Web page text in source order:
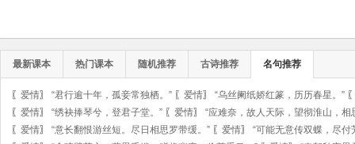
最新课本 热门课本 随机推荐 古诗推荐 名句推荐
〖 爱情〗 “君行逾十年，孤妾常独栖。” 〖 爱情〗 “乌丝阑纸娇红篆，历历春星。”
〖 爱情〗 “绣袂捧琴兮，登君子堂。” 〖 爱情〗 “应难奈，故人天际，望彻淮山，相
〖 爱情〗 “意长翻恨游丝短。尽日相思罗带缓。” 〖 爱情〗 “可能无意传双蝶，尽付